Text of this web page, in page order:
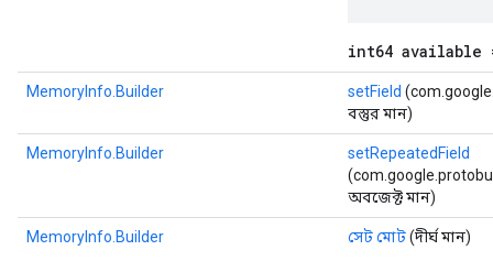
int64 available
MemoryInfo.Builder setField
বস্তুর মান)
MemoryInfo.Builder
setRepeatedField
অবজেক্ট মান)
MemoryInfo.Builder সেট মোট(দীর্ঘ মান)